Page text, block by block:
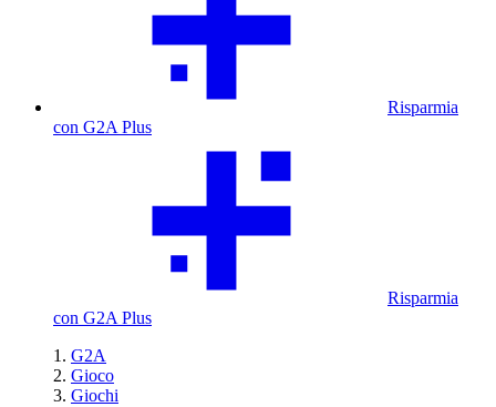
Risparmia
con G2A Plus
Risparmia
con G2A Plus
G2A
Gioco
Giochi